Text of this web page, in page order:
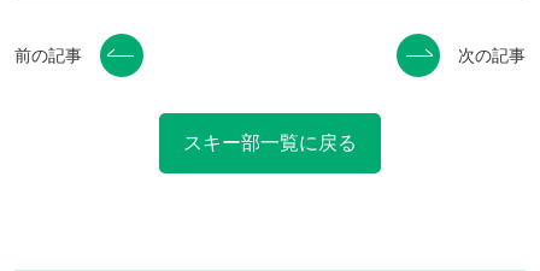
前の記事
スキー部一覧に戻る
次の記事